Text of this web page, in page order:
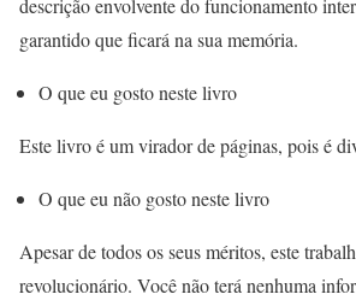
descrição envolvente do funcionamento
garantido que ficará na sua memória.
O que eu gosto neste livro
Este livro é um virador de páginas, pois é
O que eu não gosto neste livro
Apesar de todos os seus méritos, este
revolucionário. Você não terá nenhuma